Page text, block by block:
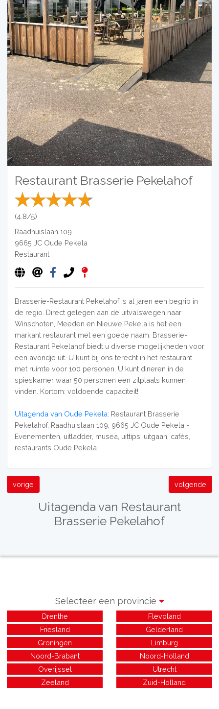
Restaurant Brasserie Pekelahof
(4.8/5)
Raadhuislaan 109
9665 JC Oude Pekela
Restaurant
Brasserie-Restaurant Pekelahof is al jaren een begrip in
de regio. Direct gelegen aan de uitvalswegen naar
Winschoten, Meeden en Nieuwe Pekela is het een
markant restaurant met een goede naam. Brasserie-
Restaurant Pekelahof biedt u diverse mogelijkheden voor
een avondje uit. U kunt bij ons terecht in het restaurant
met ruimte voor 100 personen. U kunt dineren in de
spieskamer waar 50 personen een zitplaats kunnen
vinden. Kortom: voldoende capaciteit!
Uitagenda van Oude Pekela: Restaurant Brasserie
Pekelahof, Raadhuislaan 109, 9665 JC Oude Pekela -
Evenementen, uitladder, musea, uittips, uitgaan, cafés,
restaurants Oude Pekela.
vorige volgende
Uitagenda van Restaurant
Brasserie Pekelahof
Selecteer een provincie
Drenthe
Flevoland
Friesland
Gelderland
Groningen
Limburg
Noord-Brabant
Noord-Holland
Overijssel
Utrecht
Zeeland
Zuid-Holland